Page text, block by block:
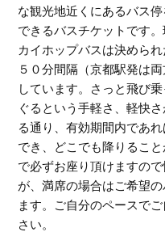
な観光地近くにあるバス
できるバスチケットです
カイホップバスは決めら
５０分間隔（京都駅発は
しています。さっと飛び
ぐるという手軽さ、軽快
る通り、有効期間内であ
でき、どこでも降りるこ
で必ずお座り頂けますの
が、満席の場合はご希望
ます。ご自分のペースで
さい。